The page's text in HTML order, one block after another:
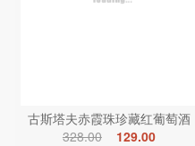
古斯塔夫赤霞珠珍藏红葡萄酒
328.00
129.00